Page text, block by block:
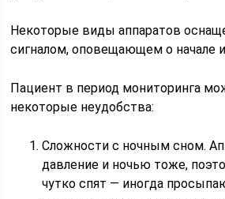
Некоторые виды аппаратов
сигналом, оповещающем о начале
Пациент в период мониторинга
некоторые неудобства:
Сложности с ночным сном.
давление и ночью тоже,
чутко спят — иногда